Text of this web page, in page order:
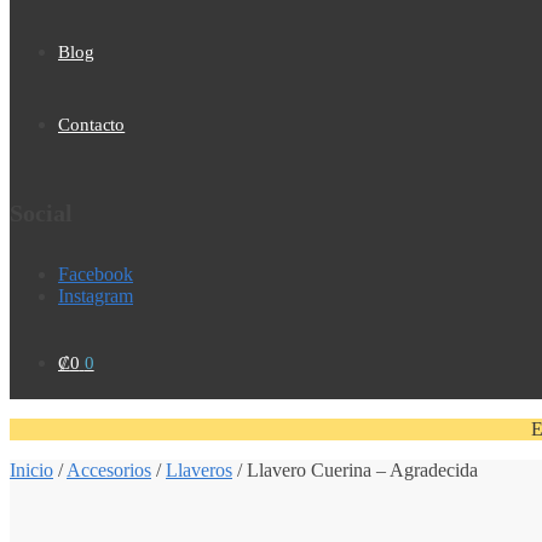
Blog
Contacto
Facebook
Instagram
₡0 0
Inicio /Accesorios /Llaveros /Llavero Cuerina – Agradecida